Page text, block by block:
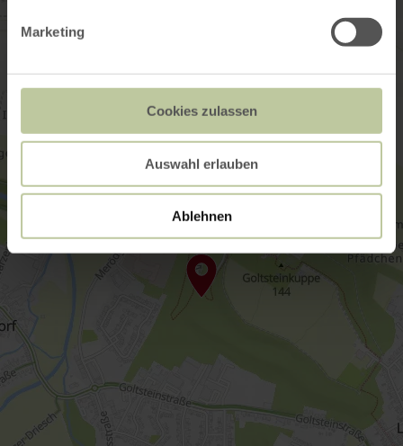
Marketing
Cookies zulassen
Auswahl erlauben
Ablehnen